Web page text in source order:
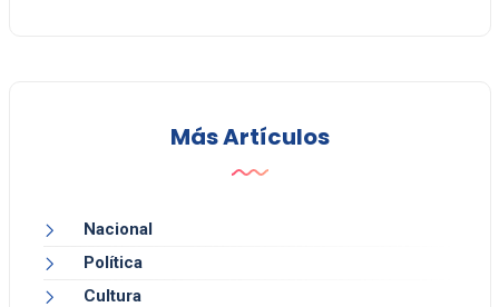
Más Artículos
Nacional
Política
Cultura